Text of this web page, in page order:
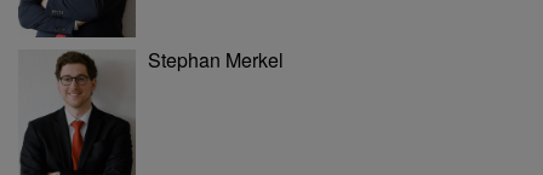
Stephan Merkel